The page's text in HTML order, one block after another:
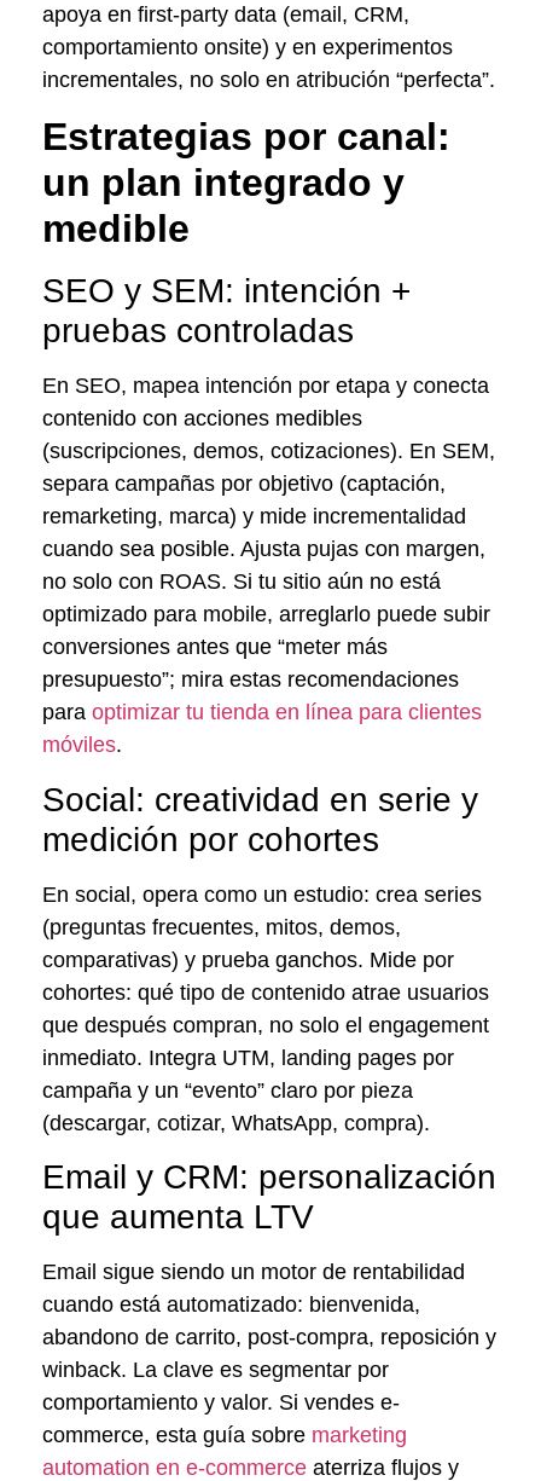
apoya en first-party data (email, CRM,
comportamiento onsite) y en experimentos
incrementales, no solo en atribución “perfecta”.
Estrategias por canal:
un plan integrado y
medible
SEO y SEM: intención +
pruebas controladas
En SEO, mapea intención por etapa y conecta
contenido con acciones medibles
(suscripciones, demos, cotizaciones). En SEM,
separa campañas por objetivo (captación,
remarketing, marca) y mide incrementalidad
cuando sea posible. Ajusta pujas con margen,
no solo con ROAS. Si tu sitio aún no está
optimizado para mobile, arreglarlo puede subir
conversiones antes que “meter más
presupuesto”; mira estas recomendaciones
para optimizar tu tienda en línea para clientes
móviles.
Social: creatividad en serie y
medición por cohortes
En social, opera como un estudio: crea series
(preguntas frecuentes, mitos, demos,
comparativas) y prueba ganchos. Mide por
cohortes: qué tipo de contenido atrae usuarios
que después compran, no solo el engagement
inmediato. Integra UTM, landing pages por
campaña y un “evento” claro por pieza
(descargar, cotizar, WhatsApp, compra).
Email y CRM: personalización
que aumenta LTV
Email sigue siendo un motor de rentabilidad
cuando está automatizado: bienvenida,
abandono de carrito, post-compra, reposición y
winback. La clave es segmentar por
comportamiento y valor. Si vendes e-
commerce, esta guía sobre marketing
automation en e-commerce aterriza flujos y